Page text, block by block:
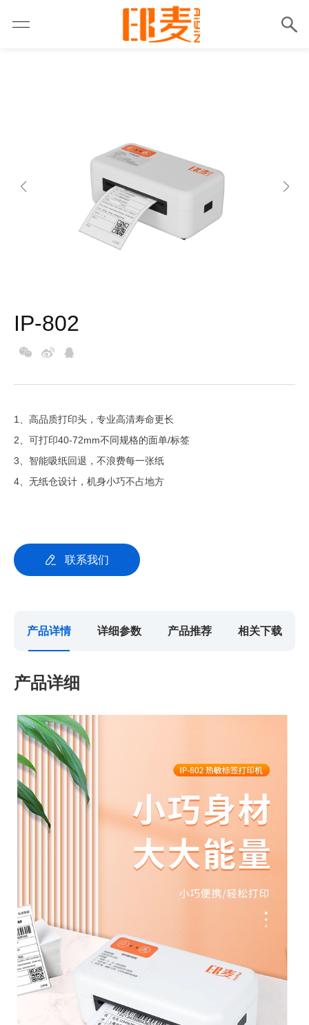
IP-802
1、高品质打印头，专业高清寿命更长
2、可打印40-72mm不同规格的面单/标签
3、智能吸纸回退，不浪费每一张纸
4、无纸仓设计，机身小巧不占地方
联系我们
产品详情 详细参数 产品推荐 相关下载
产品详细